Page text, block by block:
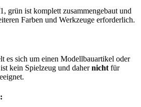
grün ist komplett zusammengebaut und
Farben und Werkzeuge erforderlich.
es sich um einen Modellbauartikel oder
kein Spielzeug und dahernicht für